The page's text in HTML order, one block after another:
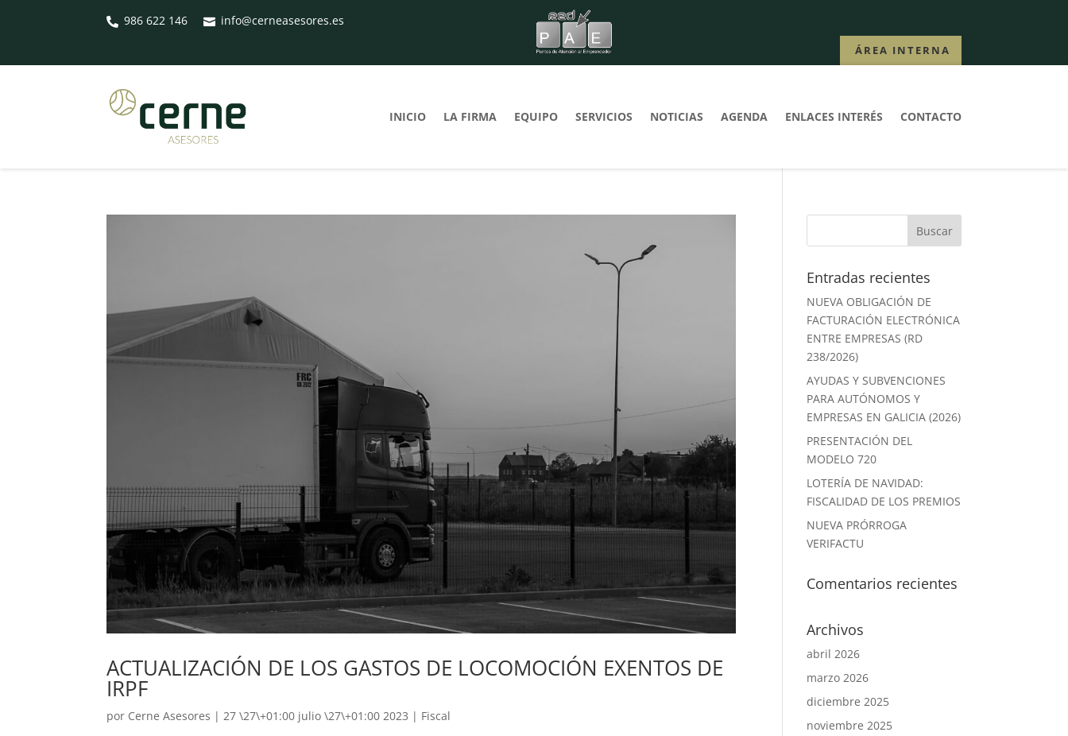
 986 622 146  info@cerneasesores.es
ÁREA INTERNA
INICIO LA FIRMA EQUIPO SERVICIOS NOTICIAS AGENDA ENLACES INTERÉS CONTACTO
ACTUALIZACIÓN DE LOS GASTOS DE LOCOMOCIÓN EXENTOS DE
IRPF
por Cerne Asesores |27 \27\+01:00 julio \27\+01:00 2023 | Fiscal
Entradas recientes
NUEVA OBLIGACIÓN DE
FACTURACIÓN ELECTRÓNICA
ENTRE EMPRESAS (RD
238/2026)
AYUDAS Y SUBVENCIONES
PARA AUTÓNOMOS Y
EMPRESAS EN GALICIA (2026)
PRESENTACIÓN DEL
MODELO 720
LOTERÍA DE NAVIDAD:
FISCALIDAD DE LOS PREMIOS
NUEVA PRÓRROGA
VERIFACTU
Comentarios recientes
Archivos
abril 2026
marzo 2026
diciembre 2025
noviembre 2025